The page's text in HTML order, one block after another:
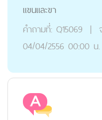
แขนและขา
คำถามที่: Q15069 |
04/04/2556 00:00 น.